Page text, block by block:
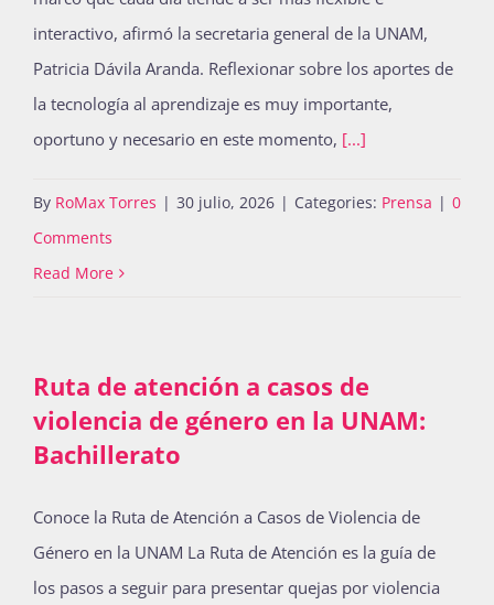
interactivo, afirmó la secretaria general de la UNAM,
Patricia Dávila Aranda. Reflexionar sobre los aportes de
la tecnología al aprendizaje es muy importante,
oportuno y necesario en este momento, [...]
By RoMax Torres | 30 julio, 2026 | Categories: Prensa | 0
Comments
Read More
Ruta de atención a casos de
violencia de género en la UNAM:
Bachillerato
Conoce la Ruta de Atención a Casos de Violencia de
Género en la UNAM La Ruta de Atención es la guía de
los pasos a seguir para presentar quejas por violencia